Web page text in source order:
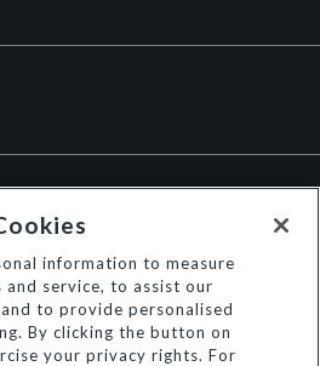
information to measure
service, to assist our
to provide personalised
By clicking the button on
your privacy rights. For